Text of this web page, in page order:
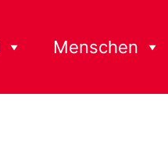
Menschen